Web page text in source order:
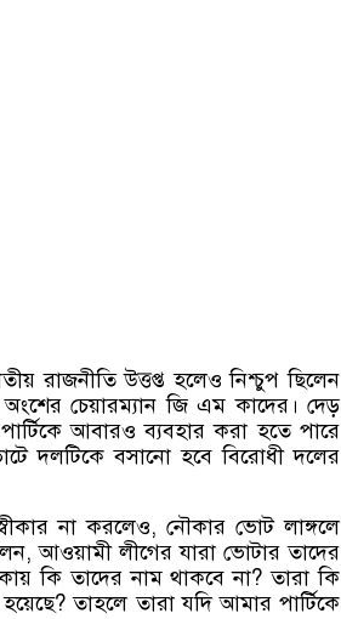
রাজনীতি উত্তপ্ত হলেও নিশ্চুপ ছিলেন
চেয়ারম্যান জি এম কাদের। দেড়
আবারও ব্যবহার করা হতে পারে
দলটিকে বসানো হবে বিরোধী দলের
না করলেও, নৌকার ভোট লাঙ্গলে
আওয়ামী লীগের যারা ভোটার তাদের
কি তাদের নাম থাকবে না? তারা কি
তাহলে তারা যদি আমার পার্টিকে